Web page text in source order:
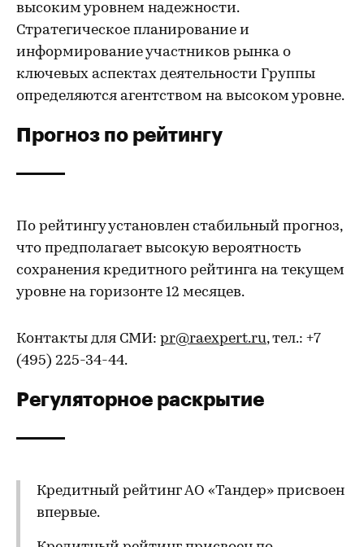
высоким уровнем надежности.
Стратегическое планирование и
информирование участников рынка о
ключевых аспектах деятельности Группы
определяются агентством на высоком уровне.
Прогноз по рейтингу
По рейтингу установлен стабильный прогноз,
что предполагает высокую вероятность
сохранения кредитного рейтинга на текущем
уровне на горизонте 12 месяцев.
Контакты для СМИ: pr@raexpert.ru, тел.: +7
(495) 225-34-44.
Регуляторное раскрытие
Кредитный рейтинг АО «Тандер» присвоен
впервые.